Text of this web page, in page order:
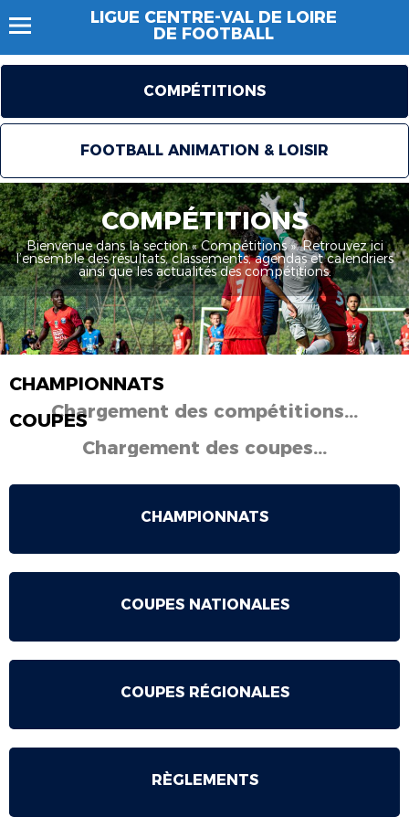
LIGUE CENTRE-VAL DE LOIRE
DE FOOTBALL
COMPÉTITIONS
FOOTBALL ANIMATION & LOISIR
COMPÉTITIONS
Bienvenue dans la section « Compétitions ». Retrouvez ici
l’ensemble des résultats, classements, agendas et calendriers
ainsi que les actualités des compétitions.
CHAMPIONNATS
Chargement des compétitions...
COUPES
Chargement des coupes...
CHAMPIONNATS
COUPES NATIONALES
COUPES RÉGIONALES
RÈGLEMENTS